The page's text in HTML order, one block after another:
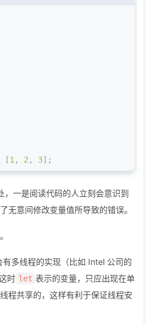
[1, 2, 3];
，一是阅读代码的人立刻会意识到
无意间修改变量值所导致的错误。
多线程的实现（比如 Intel 公司的
时 let 表示的变量，只应出现在单
程共享的，这样有利于保证线程安